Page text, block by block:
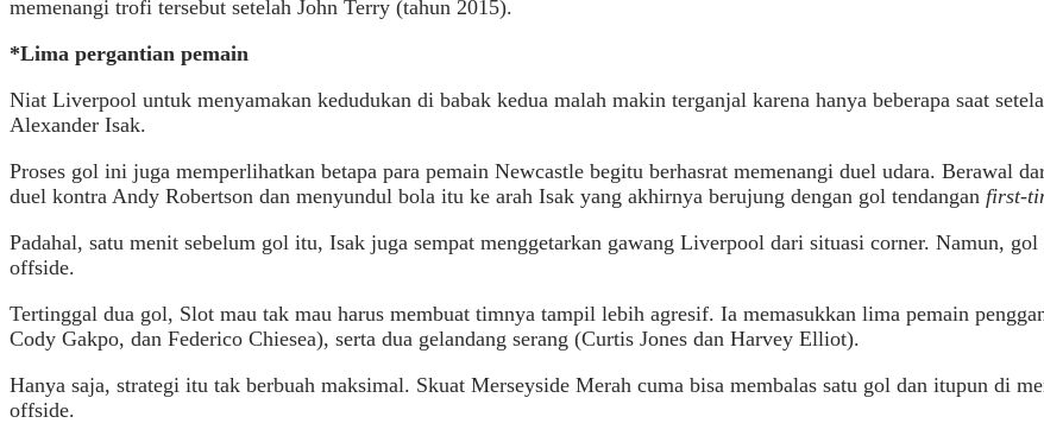
memenangi trofi tersebut setelah John Terry (tahun 2015).
*Lima pergantian pemain
Niat Liverpool untuk menyamakan kedudukan di babak kedua malah makin terganjal karena hanya beberapa saat
Alexander Isak.
Proses gol ini juga memperlihatkan betapa para pemain Newcastle begitu berhasrat memenangi duel udara. Berawal
duel kontra Andy Robertson dan menyundul bola itu ke arah Isak yang akhirnya berujung dengan gol tendangan first-
Padahal, satu menit sebelum gol itu, Isak juga sempat menggetarkan gawang Liverpool dari situasi corner. Namun,
offside.
Tertinggal dua gol, Slot mau tak mau harus membuat timnya tampil lebih agresif. Ia memasukkan lima pemain
Cody Gakpo, dan Federico Chiesea), serta dua gelandang serang (Curtis Jones dan Harvey Elliot).
Hanya saja, strategi itu tak berbuah maksimal. Skuat Merseyside Merah cuma bisa membalas satu gol dan itupun di
offside.